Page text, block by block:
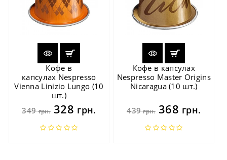
Кофе в
капсулах Nespresso
Vienna Linizio Lungo (10
шт.)
349грн.328 грн.
Кофе в капсулах
Nespresso Master Origins
Nicaragua (10 шт.)
439грн.368 грн.